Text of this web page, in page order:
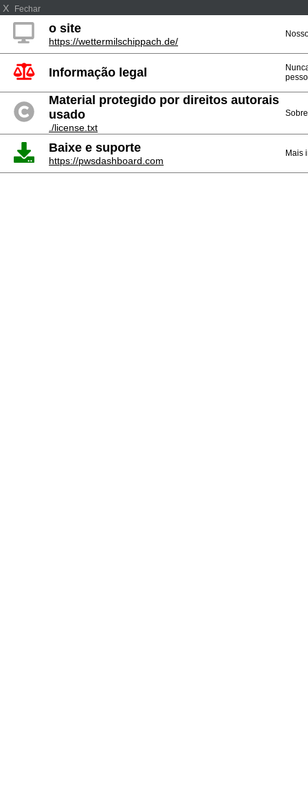
X Fechar
o site
https://wettermilschippach.de/
Informação legal
Material protegido por direitos autorais
usado
./license.txt
Baixe e suporte
https://pwsdashboard.com
Mais